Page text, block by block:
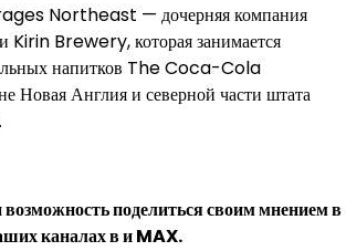
Northeast — дочерняя компания
Kirin Brewery, которая занимается
напитков The Coca-Cola
Новая Англия и северной части штата
поделиться своим мнением в
каналах виMAX.